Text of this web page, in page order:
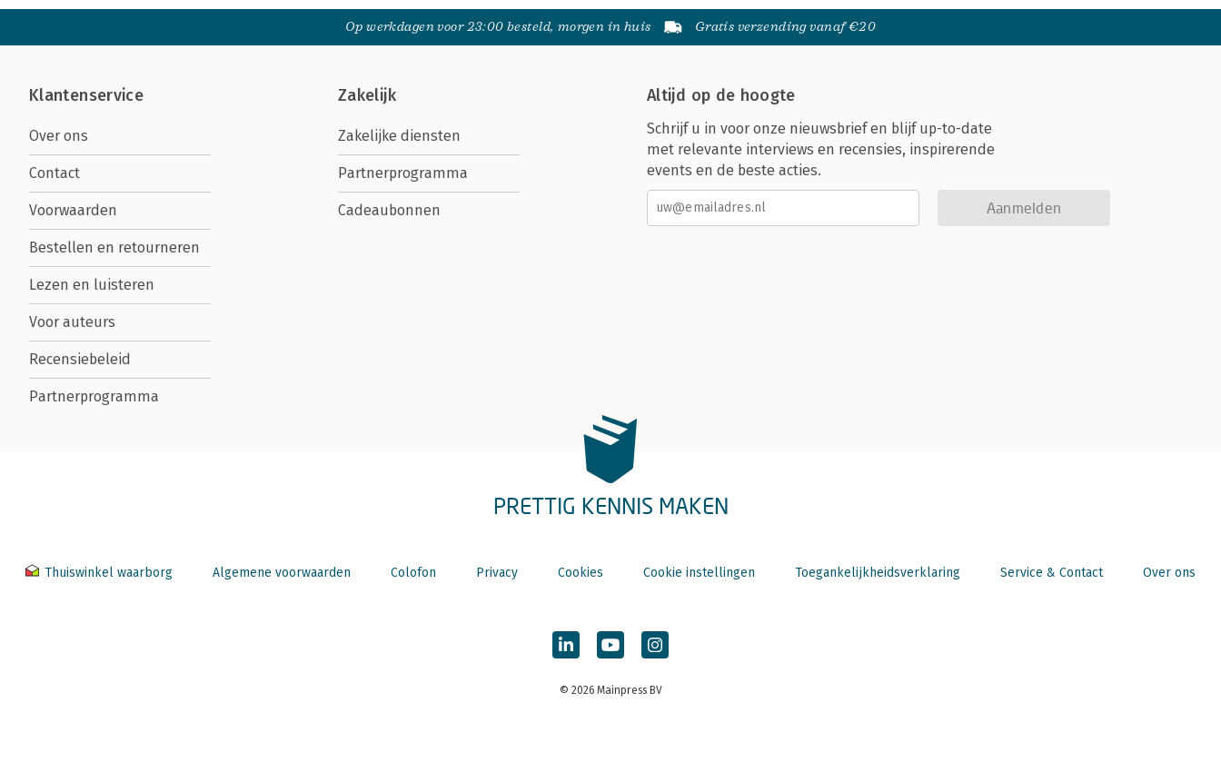
Op werkdagen voor 23:00 besteld, morgen in huis Gratis verzending vanaf €20
Klantenservice
Over ons
Contact
Voorwaarden
Bestellen en retourneren
Lezen en luisteren
Voor auteurs
Recensiebeleid
Partnerprogramma
Zakelijk
Zakelijke diensten
Partnerprogramma
Cadeaubonnen
Altijd op de hoogte
Schrijf u in voor onze nieuwsbrief en blijf up-to-date
met relevante interviews en recensies, inspirerende
events en de beste acties.
Aanmelden
PRETTIG KENNIS MAKEN
Thuiswinkel waarborg Algemene voorwaarden Colofon Privacy Cookies Cookie instellingen Toegankelijkheidsverklaring Service & Contact Over ons
© 2026 Mainpress BV